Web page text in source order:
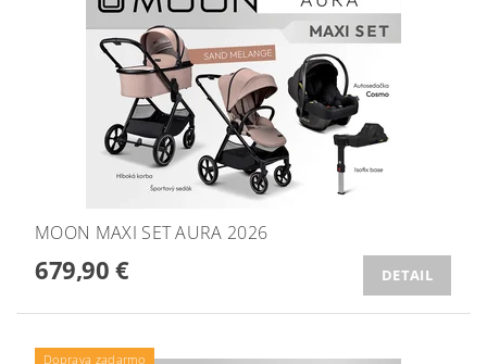
MOON MAXI SET AURA 2026
679,90 € DETAIL
Doprava zadarmo